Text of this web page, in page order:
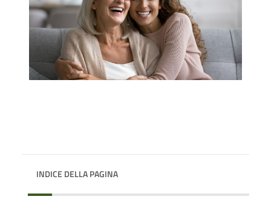
INDICE DELLA PAGINA